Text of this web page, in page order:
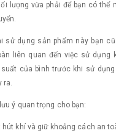
lượng vừa phải để bạn có thể
sử dụng sản phẩm này bạn
liên quan đến việc sử dụng
suất của bình trước khi sử
ra.
ý quan trọng cho bạn:
hút khí và giữ khoảng cách an